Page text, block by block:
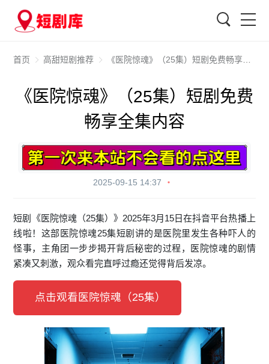
首页 高甜短剧推荐 《医院惊魂》（25集）短剧免费畅享全集内容
《医院惊魂》（25集）短剧免费
畅享全集内容
2025-09-15 14:37
短剧《医院惊魂（25集）》2025年3月15日在抖音平台热播上
线啦！这部医院惊魂25集短剧讲的是医院里发生各种吓人的
怪事，主角团一步步揭开背后秘密的过程，医院惊魂的剧情
紧凑又刺激，观众看完直呼过瘾还觉得背后发凉。
点击观看医院惊魂（25集）